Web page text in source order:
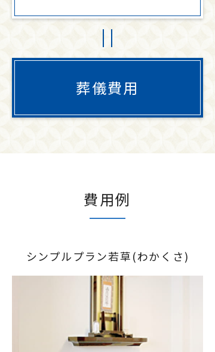
葬儀費用
費用例
シンプルプラン若草(わかくさ)